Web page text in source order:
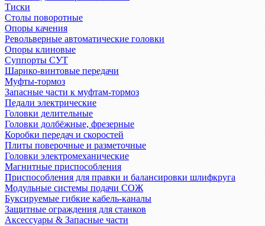
Тиски
Столы поворотные
Опоры качения
Револьверные автоматические головки
Опоры клиновые
Суппорты СУТ
Шарико-винтовые передачи
Муфты-тормоз
Запасные части к муфтам-тормоз
Педали электрические
Головки делительные
Головки долбёжные, фрезерные
Коробки передач и скоростей
Плиты поверочные и разметочные
Головки электромеханические
Магнитные приспособления
Приспособления для правки и балансировки шлифкруга
Модульные системы подачи СОЖ
Буксируемые гибкие кабель-каналы
Защитные ограждения для станков
Аксессуары & Запасные части